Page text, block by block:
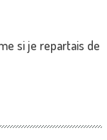
si je repartais de